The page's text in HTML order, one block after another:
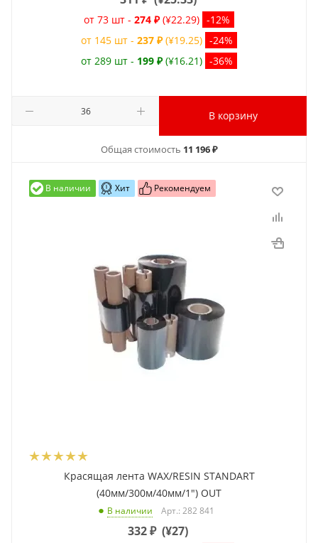
от 73 шт - 274 ₽ (¥22.29) -12%
от 145 шт - 237 ₽ (¥19.25) -24%
от 289 шт - 199 ₽ (¥16.21) -36%
В корзину
Общая стоимость 11 196 ₽
В наличии Хит Рекомендуем
Красящая лента WAX/RESIN STANDART
(40мм/300м/40мм/1") OUT
В наличии Арт.: 282 841
332₽ (¥27)